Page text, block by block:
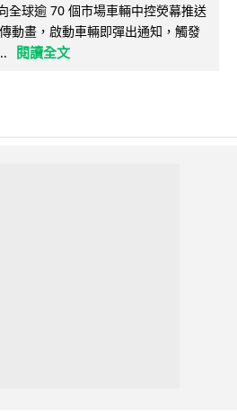
全球逾 70 個市場車輛中控熒幕推送
動畫，啟動車輛即彈出通知，觸發
閱讀全文